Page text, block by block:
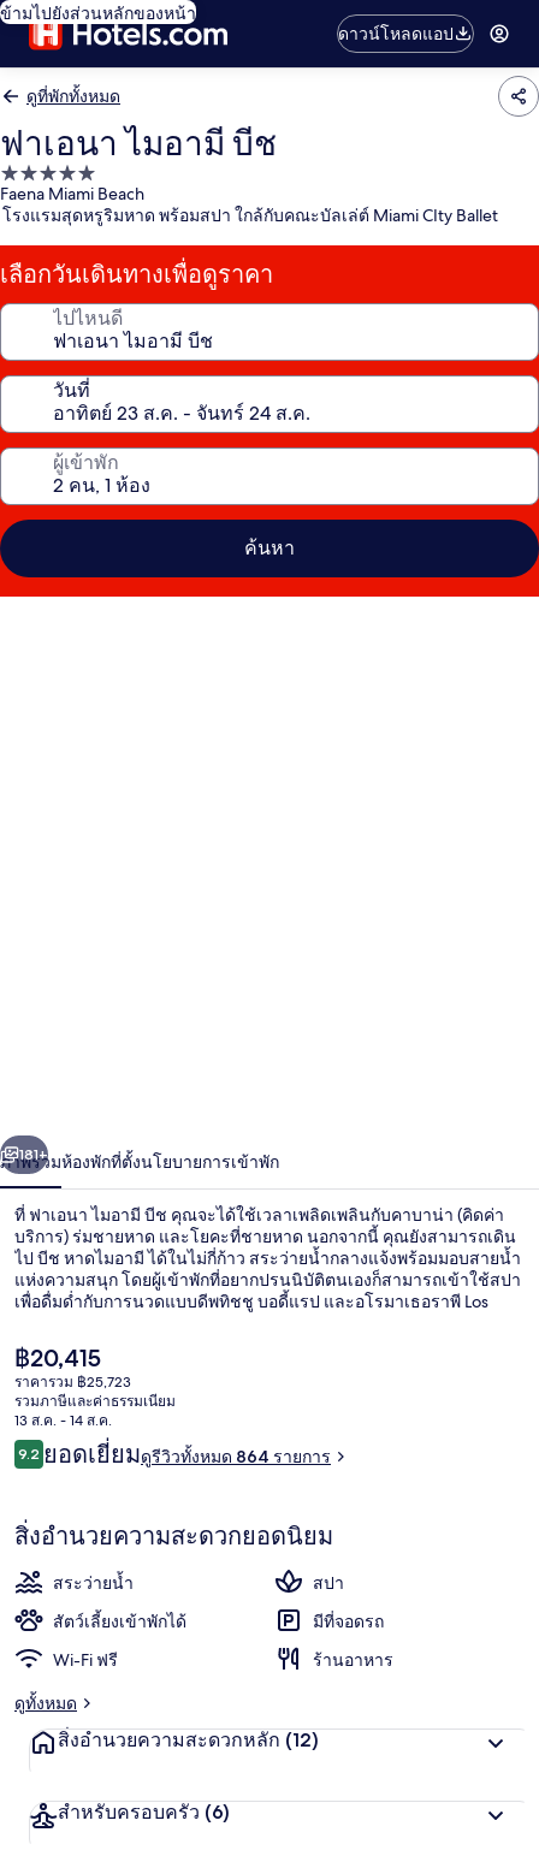
ข้ามไปยังส่วนหลักของหน้า
ดาวน์โหลดแอป
ดูที่พักทั้งหมด
ฟาเอนา ไมอามี บีช
ที่พัก
5.0
Faena Miami Beach
โรงแรมสุดหรูริมหาด พร้อมสปา ใกล้กับคณะบัลเล่ต์ Miami CIty Ballet
เลือกวันเดินทางเพื่อดูราคา
ไปไหนดี
วันที่
ผู้เข้าพัก
ค้นหา
บีช
า
ถัดไป
181+
ภาพรวมห้องพักที่ตั้งนโยบายการเข้าพัก
ที่ ฟาเอนา ไมอามี บีช คุณจะได้ใช้เวลาเพลิดเพลินกับคาบาน่า (คิดค่า
บริการ) ร่มชายหาด และโยคะที่ชายหาด นอกจากนี้ คุณยังสามารถเดิน
ไป บีช หาดไมอามี ได้ในไม่กี่ก้าว สระว่ายน้ำกลางแจ้งพร้อมมอบสายน้ำ
แห่งความสนุก โดยผู้เข้าพักที่อยากปรนนิบัติตนเองก็สามารถเข้าใช้สปา
เพื่อดื่มด่ำกับการนวดแบบดีพทิชชู บอดี้แรป และอโรมาเธอราพี Los
บริการอาหารเช้า อาหารกลางวัน และ อาหารเย็น ไฮไลท์เพิ่มเติมของ
โรงแรมสุดหรูแห่งนี้ ได้แก่ 2 บาร์/เลานจ์ ไนท์คลับ และบาร์ริมสระว่าย
น้ำ นักเดินทางหลายคนถูกใจพนักงาน
ราคา
ปัจจุบัน
฿20,415
฿20,415
ราคารวม ฿25,723
รวมภาษีและค่าธรรมเนียม
13 ส.ค. - 14 ส.ค.
รีวิว
9.29.2 จาก 10
ยอดเยี่ยมดูรีวิวทั้งหมด 864 รายการ
สิ่งอำนวยความสะดวกยอดนิยม
สระว่ายน้ำ
สปา
สัตว์เลี้ยงเข้าพักได้
มีที่จอดรถ
Wi-Fi ฟรี
ร้านอาหาร
ดูทั้งหมด
สิ่งอำนวยความสะดวกหลัก (12)
สำหรับครอบครัว (6)